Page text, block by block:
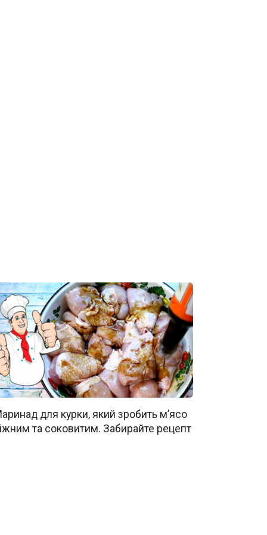
для курки, який зробить м’ясо
та соковитим. Забирайте рецепт